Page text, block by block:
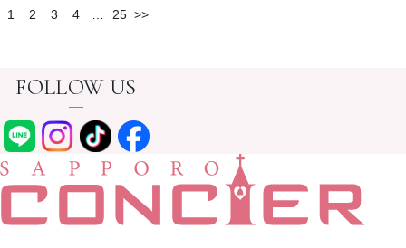
1 2 3 4 … 25 >>
FOLLOW US